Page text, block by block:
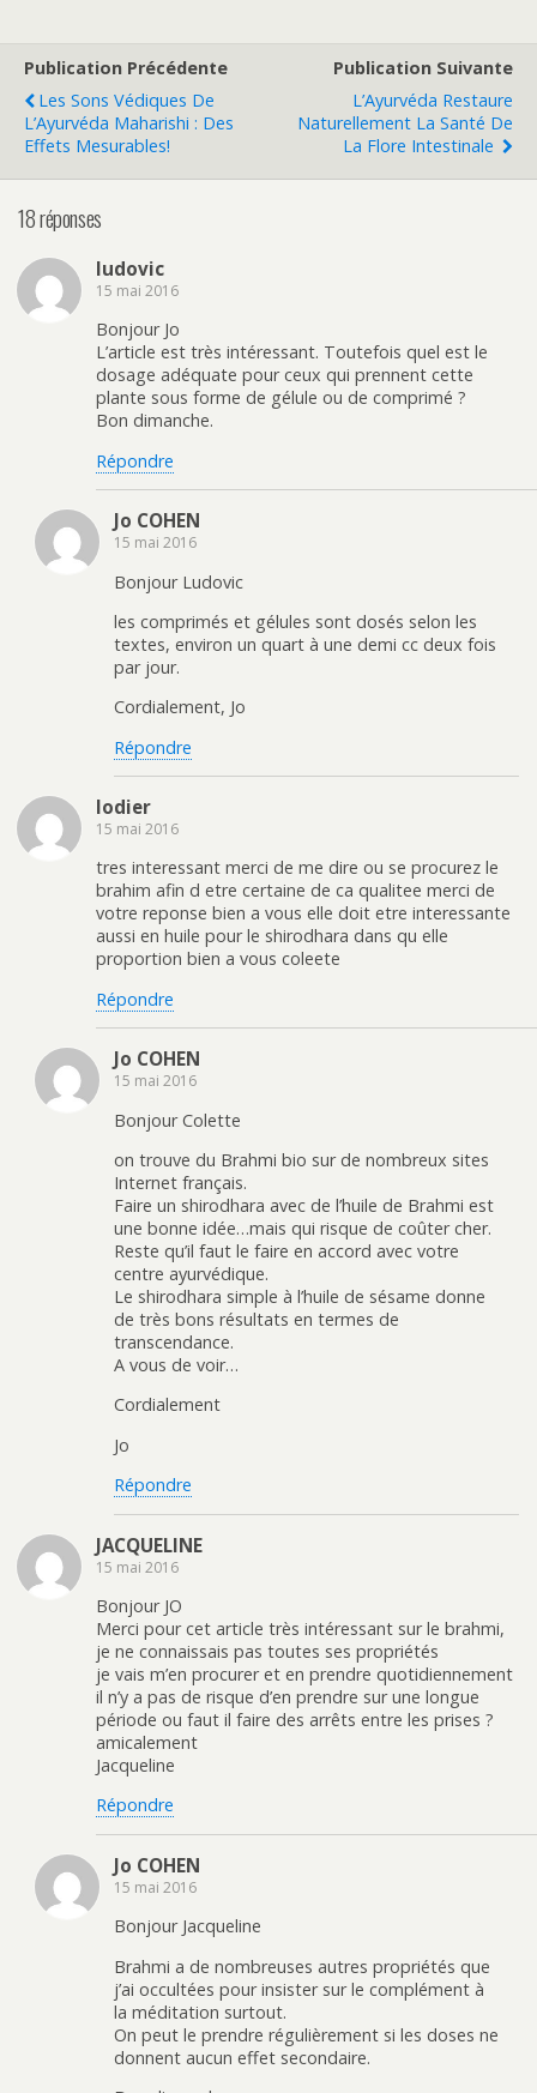
Publication Précédente
Les Sons Védiques De
L’Ayurvéda Maharishi : Des
Effets Mesurables!
Publication Suivante
L’Ayurvéda Restaure
Naturellement La Santé De
La Flore Intestinale
18 réponses
ludovic
15 mai 2016
Bonjour Jo
L’article est très intéressant. Toutefois quel est le
dosage adéquate pour ceux qui prennent cette
plante sous forme de gélule ou de comprimé ?
Bon dimanche.
Répondre
Jo COHEN
15 mai 2016
Bonjour Ludovic
les comprimés et gélules sont dosés selon les
textes, environ un quart à une demi cc deux fois
par jour.
Cordialement, Jo
Répondre
lodier
15 mai 2016
tres interessant merci de me dire ou se procurez le
brahim afin d etre certaine de ca qualitee merci de
votre reponse bien a vous elle doit etre interessante
aussi en huile pour le shirodhara dans qu elle
proportion bien a vous coleete
Répondre
Jo COHEN
15 mai 2016
Bonjour Colette
on trouve du Brahmi bio sur de nombreux sites
Internet français.
Faire un shirodhara avec de l’huile de Brahmi est
une bonne idée…mais qui risque de coûter cher.
Reste qu’il faut le faire en accord avec votre
centre ayurvédique.
Le shirodhara simple à l’huile de sésame donne
de très bons résultats en termes de
transcendance.
A vous de voir…
Cordialement
Jo
Répondre
JACQUELINE
15 mai 2016
Bonjour JO
Merci pour cet article très intéressant sur le brahmi,
je ne connaissais pas toutes ses propriétés
je vais m’en procurer et en prendre quotidiennement
il n’y a pas de risque d’en prendre sur une longue
période ou faut il faire des arrêts entre les prises ?
amicalement
Jacqueline
Répondre
Jo COHEN
15 mai 2016
Bonjour Jacqueline
Brahmi a de nombreuses autres propriétés que
j’ai occultées pour insister sur le complément à
la méditation surtout.
On peut le prendre régulièrement si les doses ne
donnent aucun effet secondaire.